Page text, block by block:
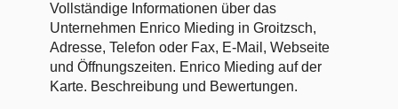
Vollständige Informationen über das
Unternehmen Enrico Mieding in Groitzsch,
Adresse, Telefon oder Fax, E-Mail, Webseite
und Öffnungszeiten. Enrico Mieding auf der
Karte. Beschreibung und Bewertungen.